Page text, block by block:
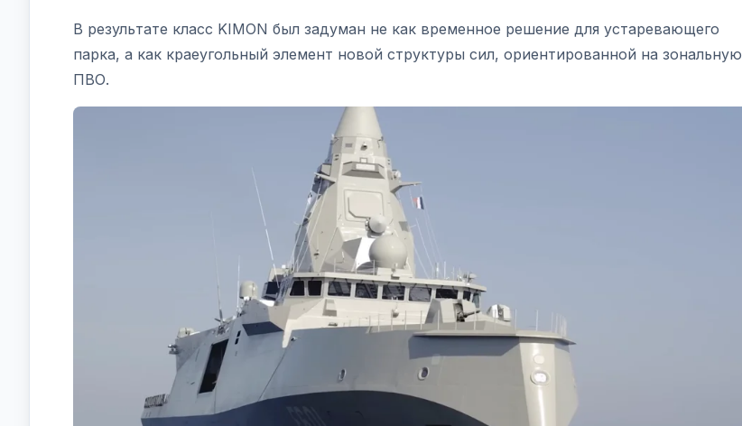
В результате класс KIMON был задуман не как временное решение для устаревающего
парка, а как краеугольный элемент новой структуры сил, ориентированной на зональную
ПВО.